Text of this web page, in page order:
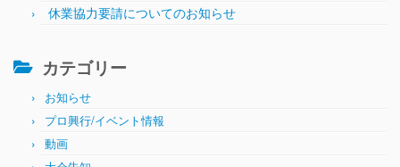
休業協力要請についてのお知らせ
カテゴリー
お知らせ
プロ興行/イベント情報
動画